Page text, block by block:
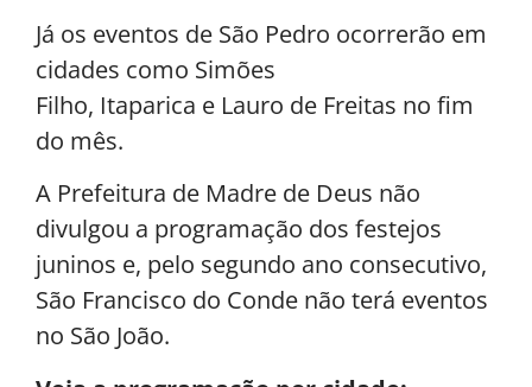
Já os eventos de São Pedro ocorrerão em
cidades como Simões
Filho, Itaparica e Lauro de Freitas no fim
do mês.
A Prefeitura de Madre de Deus não
divulgou a programação dos festejos
juninos e, pelo segundo ano consecutivo,
São Francisco do Conde não terá eventos
no São João.